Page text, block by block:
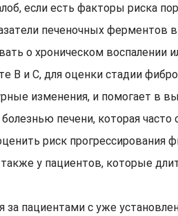
если есть факторы риска
печеночных ферментов
о хроническом воспалении
B и C, для оценки стадии
изменения, и помогает в
печени, которая
риск прогрессирования
у пациентов, которые
пациентами с уже